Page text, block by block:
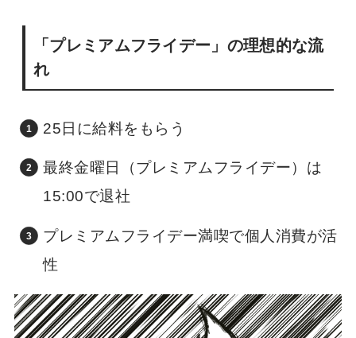
「プレミアムフライデー」の理想的な流
れ
25日に給料をもらう
最終金曜日（プレミアムフライデー）は
15:00で退社
プレミアムフライデー満喫で個人消費が活
性